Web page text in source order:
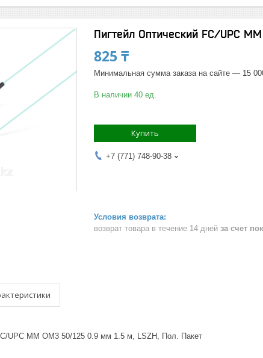
Пигтейл Оптический FC/UPC
825 ₸
Минимальная сумма заказа на сайте — 15
В наличии 40 ед.
Купить
+7 (771) 748-90-38
возврат товара в течение 14 дней за счет
UPC MM OM3 50/125 0.9 мм 1.5 м, LSZH, Пол. Пакет